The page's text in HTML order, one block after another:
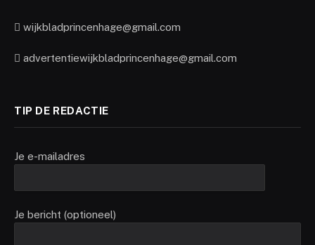
wijkbladprincenhage@gmail.com
advertentiewijkbladprincenhage@gmail.com
TIP DE REDACTIE
Je e-mailadres
Je bericht (optioneel)